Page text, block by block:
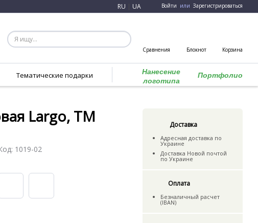
RU UA Войти или Зарегистрироваться
Сравнения Блокнот Корзина
Тематические подарки
Нанесение
логотипа
Портфолио
Largo, TM
1019-02
Доставка
Адресная доставка по
Украине
Доставка Новой почтой
по Украине
Оплата
Безналичный расчет
(IBAN)